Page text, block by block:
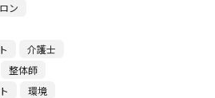
ン
介護士
整体師
環境